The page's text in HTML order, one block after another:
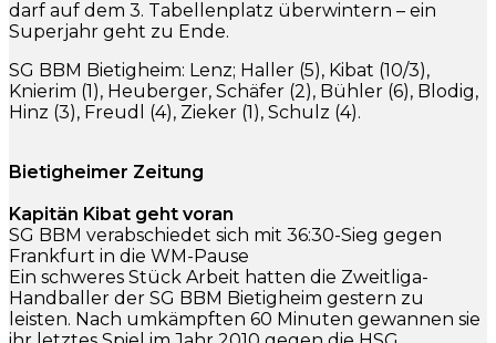
darf auf dem 3. Tabellenplatz überwintern – ein
Superjahr geht zu Ende.
SG BBM Bietigheim: Lenz; Haller (5), Kibat (10/3),
Knierim (1), Heuberger, Schäfer (2), Bühler (6), Blodig,
Hinz (3), Freudl (4), Zieker (1), Schulz (4).
Bietigheimer Zeitung
Kapitän Kibat geht voran
SG BBM verabschiedet sich mit 36:30-Sieg gegen
Frankfurt in die WM-Pause
Ein schweres Stück Arbeit hatten die Zweitliga-
Handballer der SG BBM Bietigheim gestern zu
leisten. Nach umkämpften 60 Minuten gewannen sie